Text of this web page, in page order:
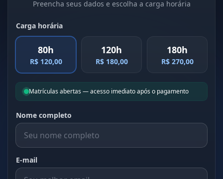
Preencha seus dados e escolha a carga horária
Carga horária
80h
R$ 120,00
120h
R$ 180,00
180h
R$ 270,00
Matrículas abertas — acesso imediato após o pagamento
Nome completo
E-mail